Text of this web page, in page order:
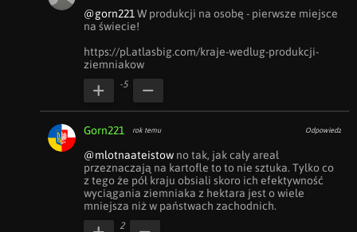
@gorn221 W produkcji na osobę - pierwsze miejsce
na świecie!
https://pl.atlasbig.com/kraje-wedlug-produkcji-
ziemniakow
-5
Gorn221 rok temu Odpowiedz
@mlotnaateistow no tak, jak cały areał
przeznaczają na kartofle to to nie sztuka. Tylko co
z tego że pół kraju obsiali skoro ich efektywność
wyciągania ziemniaka z hektara jest o wiele
mniejsza niż w państwach zachodnich.
2